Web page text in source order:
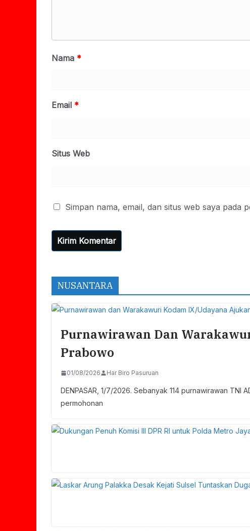
Nama *
Email *
Situs Web
Simpan nama, email, dan situs web saya pada
NUSANTARA
Purnawirawan Dan
Prabowo
01/08/2026 Har Biro Pasuruan
DENPASAR, 1/7/2026. Sebanyak 114 purnawirawan
permohonan